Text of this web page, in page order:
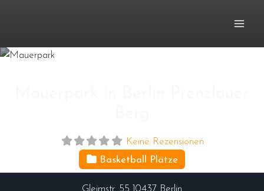
Keine Rezensionen
Basketball Plätze
Gleimstr. 55 10437 Berlin